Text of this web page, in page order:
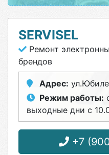
SERVISEL
Ремонт
брендов
Адрес:
Режим работы:
выходные дни с
+7